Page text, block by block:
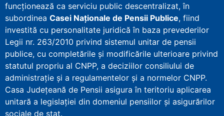
funcționează ca serviciu public descentralizat, în
subordinea Casei Naționale de Pensii Publice, fiind
investită cu personalitate juridică în baza prevederilor
Legii nr. 263/2010 privind sistemul unitar de pensii
publice, cu completările și modificările ulterioare privind
statutul propriu al CNPP, a deciziilor consiliului de
administrație și a regulamentelor și a normelor CNPP.
Casa Județeană de Pensii asigura în teritoriu aplicarea
unitară a legislației din domeniul pensiilor și asigurărilor
sociale de stat.